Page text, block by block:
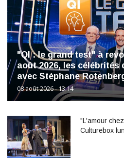
"QI : le grand test" à
août 2026, les célébrités
avec Stéphane
08 août 2026 - 13:14
"L'amour
Culturebox